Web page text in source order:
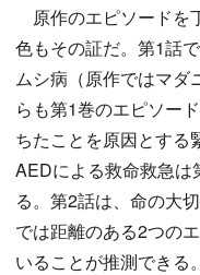
原作のエピソードを
色もその証だ。第1話
ムシ病（原作ではマダ
らも第1巻のエピソー
ちたことを原因とする
AEDによる救命救急は
る。第2話は、命の大
では距離のある2つの
いることが推測できる。